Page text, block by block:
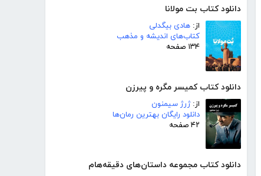
دانلود کتاب بت مولانا
از: هادی بیگدلی
کتاب‌های اندیشه و مذهب
۱۳۴ صفحه
دانلود کتاب کمیسر مگره و پیرزن
از:ژرژ سیمنون
دانلود رایگان بهترین رمان‌ها
۴۲ صفحه
دانلود کتاب مجموعه داستان‌های دقیقه‌هام